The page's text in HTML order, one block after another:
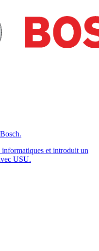
informatiques et introduit un
USU.